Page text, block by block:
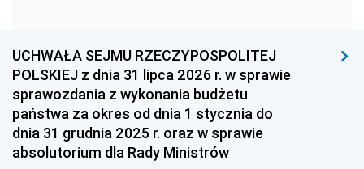
1939 1938 1937
1936 1930
UCHWAŁA SEJMU RZECZYPOSPOLITEJ
POLSKIEJ z dnia 31 lipca 2026 r. w sprawie
sprawozdania z wykonania budżetu
państwa za okres od dnia 1 stycznia do
dnia 31 grudnia 2025 r. oraz w sprawie
absolutorium dla Rady Ministrów